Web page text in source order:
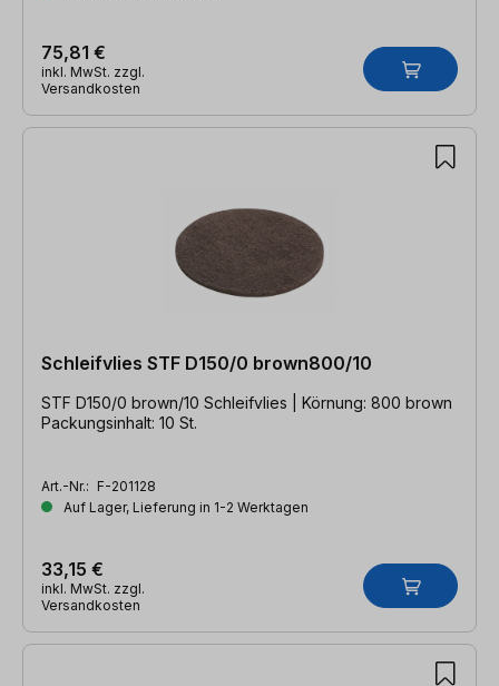
75,81 €
inkl. MwSt. zzgl.
Versandkosten
Schleifvlies STF D150/0 brown800/10
STF D150/0 brown/10 Schleifvlies | Körnung: 800 brown
Packungsinhalt: 10 St.
Art.-Nr.: F-201128
Auf Lager, Lieferung in 1-2 Werktagen
33,15 €
inkl. MwSt. zzgl.
Versandkosten